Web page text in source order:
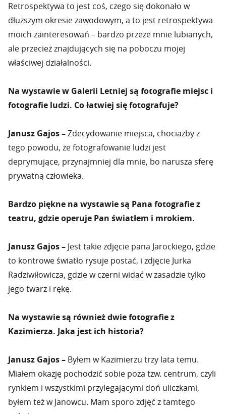
Retrospektywa to jest coś, czego się dokonało w
dłuższym okresie zawodowym, a to jest retrospektywa
moich zainteresowań – bardzo przeze mnie lubianych,
ale przecież znajdujących się na poboczu mojej
właściwej działalności.
Na wystawie w Galerii Letniej są fotografie miejsc i
fotografie ludzi. Co łatwiej się fotografuje?
Janusz Gajos –Zdecydowanie miejsca, chociażby z
tego powodu, że fotografowanie ludzi jest
deprymujące, przynajmniej dla mnie, bo narusza sferę
prywatną człowieka.
Bardzo piękne na wystawie są Pana fotografie z
teatru, gdzie operuje Pan światłem i mrokiem.
Janusz Gajos – Jest takie zdjęcie pana Jarockiego, gdzie
to kontrowe światło rysuje postać, i zdjęcie Jurka
Radziwiłowicza, gdzie w czerni widać w zasadzie tylko
jego twarz i rękę.
Na wystawie są również dwie fotografie z
Kazimierza. Jaka jest ich historia?
Janusz Gajos – Byłem w Kazimierzu trzy lata temu.
Miałem okazję pochodzić sobie poza tzw. centrum, czyli
rynkiem i wszystkimi przylegającymi doń uliczkami,
byłem też w Janowcu. Mam sporo zdjęć z tamtego